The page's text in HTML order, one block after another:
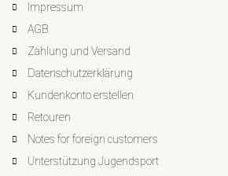
Impressum
AGB
Zahlung und Versand
Datenschutzerklärung
Kundenkonto erstellen
Retouren
Notes for foreign customers
Unterstützung Jugendsport